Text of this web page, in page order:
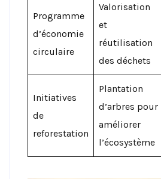
Programme
d’économie
circulaire
Valorisation
et
réutilisation
des déchets
Initiatives
de
reforestation
Plantation
d’arbres pour
améliorer
l’écosystème